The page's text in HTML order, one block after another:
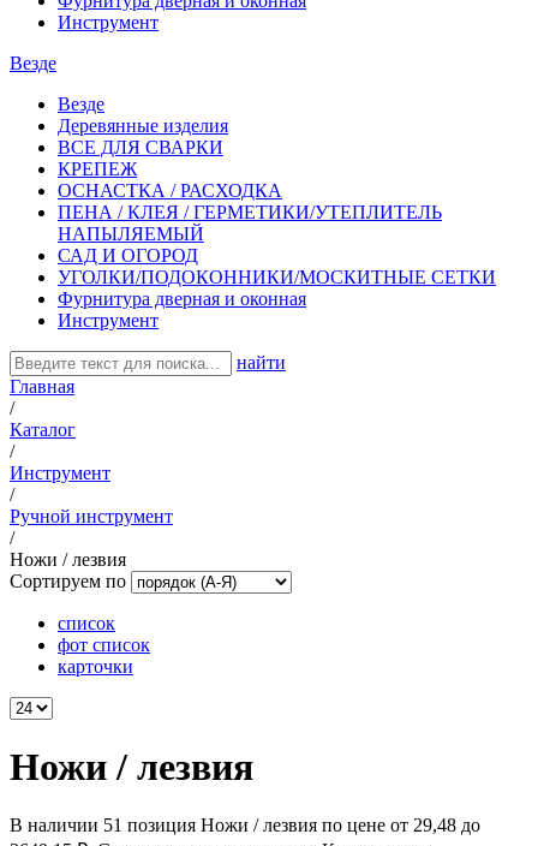
Инструмент
Везде
Везде
Деревянные изделия
ВСЕ ДЛЯ СВАРКИ
КРЕПЕЖ
ОСНАСТКА / РАСХОДКА
ПЕНА / КЛЕЯ / ГЕРМЕТИКИ/УТЕПЛИТЕЛЬ
НАПЫЛЯЕМЫЙ
САД И ОГОРОД
УГОЛКИ/ПОДОКОННИКИ/МОСКИТНЫЕ СЕТКИ
Фурнитура дверная и оконная
Инструмент
найти
Главная
/
Каталог
/
Инструмент
/
Ручной инструмент
/
Ножи / лезвия
Сортируем по
список
фот список
карточки
Ножи / лезвия
В наличии 51 позиция Ножи / лезвия по цене от 29,48 до